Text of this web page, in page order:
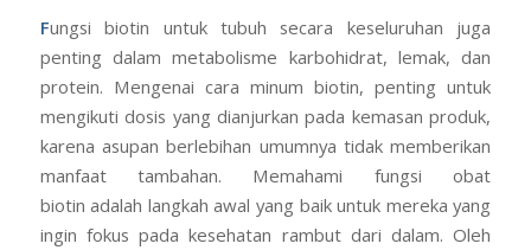
Fungsi biotin untuk tubuh secara keseluruhan juga
penting dalam metabolisme karbohidrat, lemak, dan
protein. Mengenai cara minum biotin, penting untuk
mengikuti dosis yang dianjurkan pada kemasan produk,
karena asupan berlebihan umumnya tidak memberikan
manfaat tambahan. Memahami fungsi obat
biotin adalah langkah awal yang baik untuk mereka yang
ingin fokus pada kesehatan rambut dari dalam. Oleh